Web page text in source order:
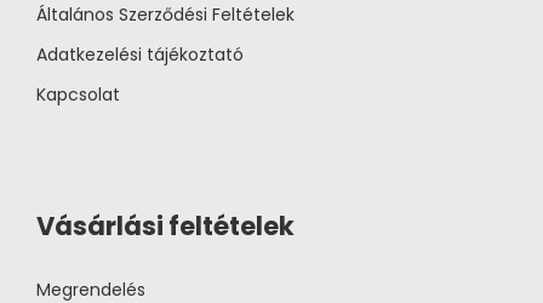
Általános Szerződési Feltételek
Adatkezelési tájékoztató
Kapcsolat
Vásárlási feltételek
Megrendelés